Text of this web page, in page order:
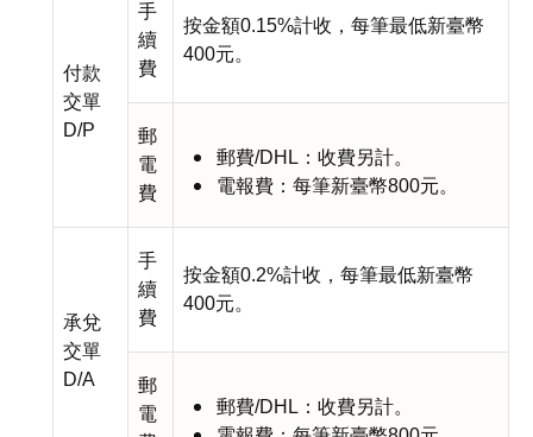
付款
交單
D/P
手
續
費
按金額0.15%計收，每筆最低新臺幣
400元。
郵
電
費
郵費/DHL：收費另計。
電報費：每筆新臺幣800元。
承兌
交單
D/A
手
續
費
按金額0.2%計收，每筆最低新臺幣
400元。
郵
電
郵費/DHL：收費另計。